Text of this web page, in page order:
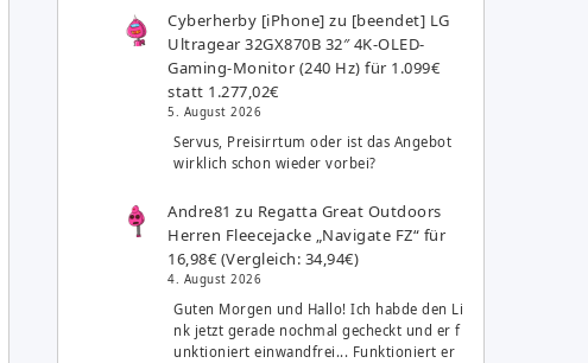
Cyberherby [iPhone] zu [beendet] LG
Ultragear 32GX870B 32″ 4K-OLED-
Gaming-Monitor (240 Hz) für 1.099€
statt 1.277,02€
5. August 2026
Servus, Preisirrtum oder ist das Angebot
wirklich schon wieder vorbei?
Andre81 zu Regatta Great Outdoors
Herren Fleecejacke „Navigate FZ“ für
16,98€ (Vergleich: 34,94€)
4. August 2026
Guten Morgen und Hallo! Ich habde den Li
nk jetzt gerade nochmal gecheckt und er f
unktioniert einwandfrei... Funktioniert er